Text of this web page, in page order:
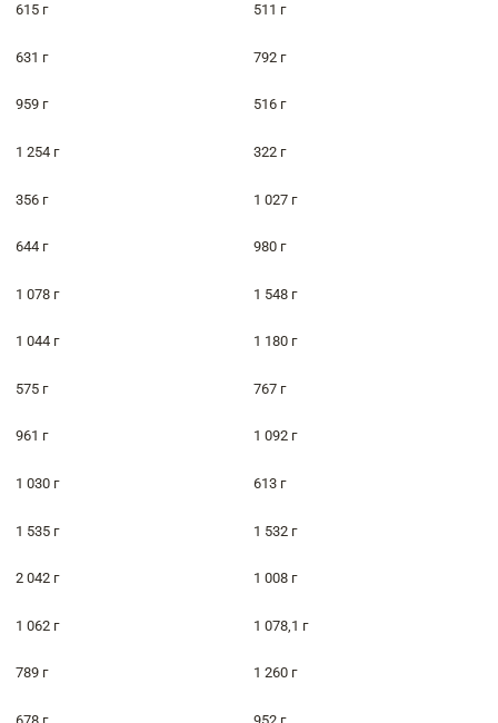
615 г 511 г
631 г 792 г
959 г 516 г
1 254 г 322 г
356 г 1 027 г
644 г 980 г
1 078 г 1 548 г
1 044 г 1 180 г
575 г 767 г
961 г 1 092 г
1 030 г 613 г
1 535 г 1 532 г
2 042 г 1 008 г
1 062 г 1 078,1 г
789 г 1 260 г